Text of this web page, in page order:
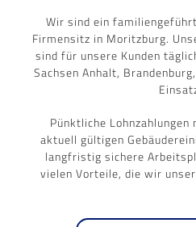
Wir sind ein
Firmensitz in Moritzburg.
sind für unsere Kunden
Sachsen Anhalt,
Pünktliche Lohnzahlungen
aktuell gültigen
langfristig sichere
vielen Vorteile, die wir